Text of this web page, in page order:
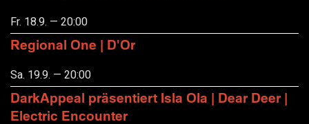
Fr. 18.9. — 20:00
Regional One | D'Or
Sa. 19.9. — 20:00
DarkAppeal präsentiert Isla Ola | Dear Deer |
Electric Encounter